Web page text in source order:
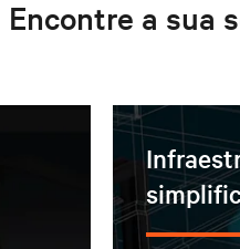
Encontre a sua